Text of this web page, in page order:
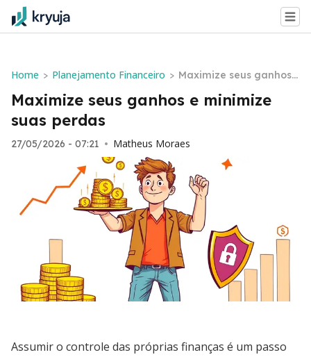
Home > Planejamento Financeiro > Maximize seus ganhos
e minimize suas perdas
Maximize seus ganhos e minimize
suas perdas
27/05/2026 - 07:21 • Matheus Moraes
Assumir o controle das próprias finanças é um passo